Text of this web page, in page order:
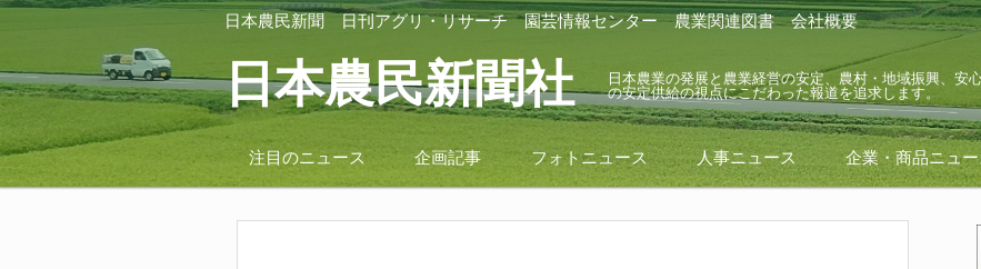
日本農民新聞 日刊アグリ・リサーチ 園芸情報センター 農業関連図書 会社概要
日本農民新聞社
日本農業の発展と農業経営の安定、農村・地域振興、安
の安定供給の視点にこだわった報道を追求します。
注目のニュース 企画記事 フォトニュース 人事ニュース 企業・商品ニュ